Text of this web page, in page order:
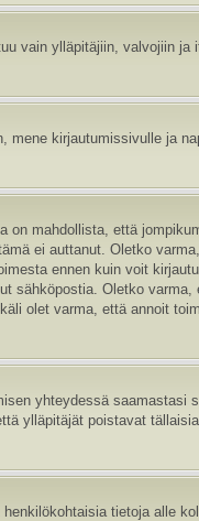
vain ylläpitäjiin, valvojiin
mene kirjautumissivulle ja
mahdollista, että
ei auttanut. Oletko
ennen kuin voit
sähköpostia. Oletko
olet varma, että annoit
yhteydessä saamastasi
ylläpitäjät poistavat
tietoja alle